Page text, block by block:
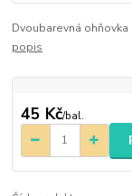
Dvoubarevná
popis
45 Kč/bal.